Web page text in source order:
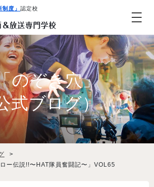
制度」 認定校
ステム
のぞき穴」
式ブログ）
>
ー伝説!!〜HAT隊員奮闘記〜」VOL65